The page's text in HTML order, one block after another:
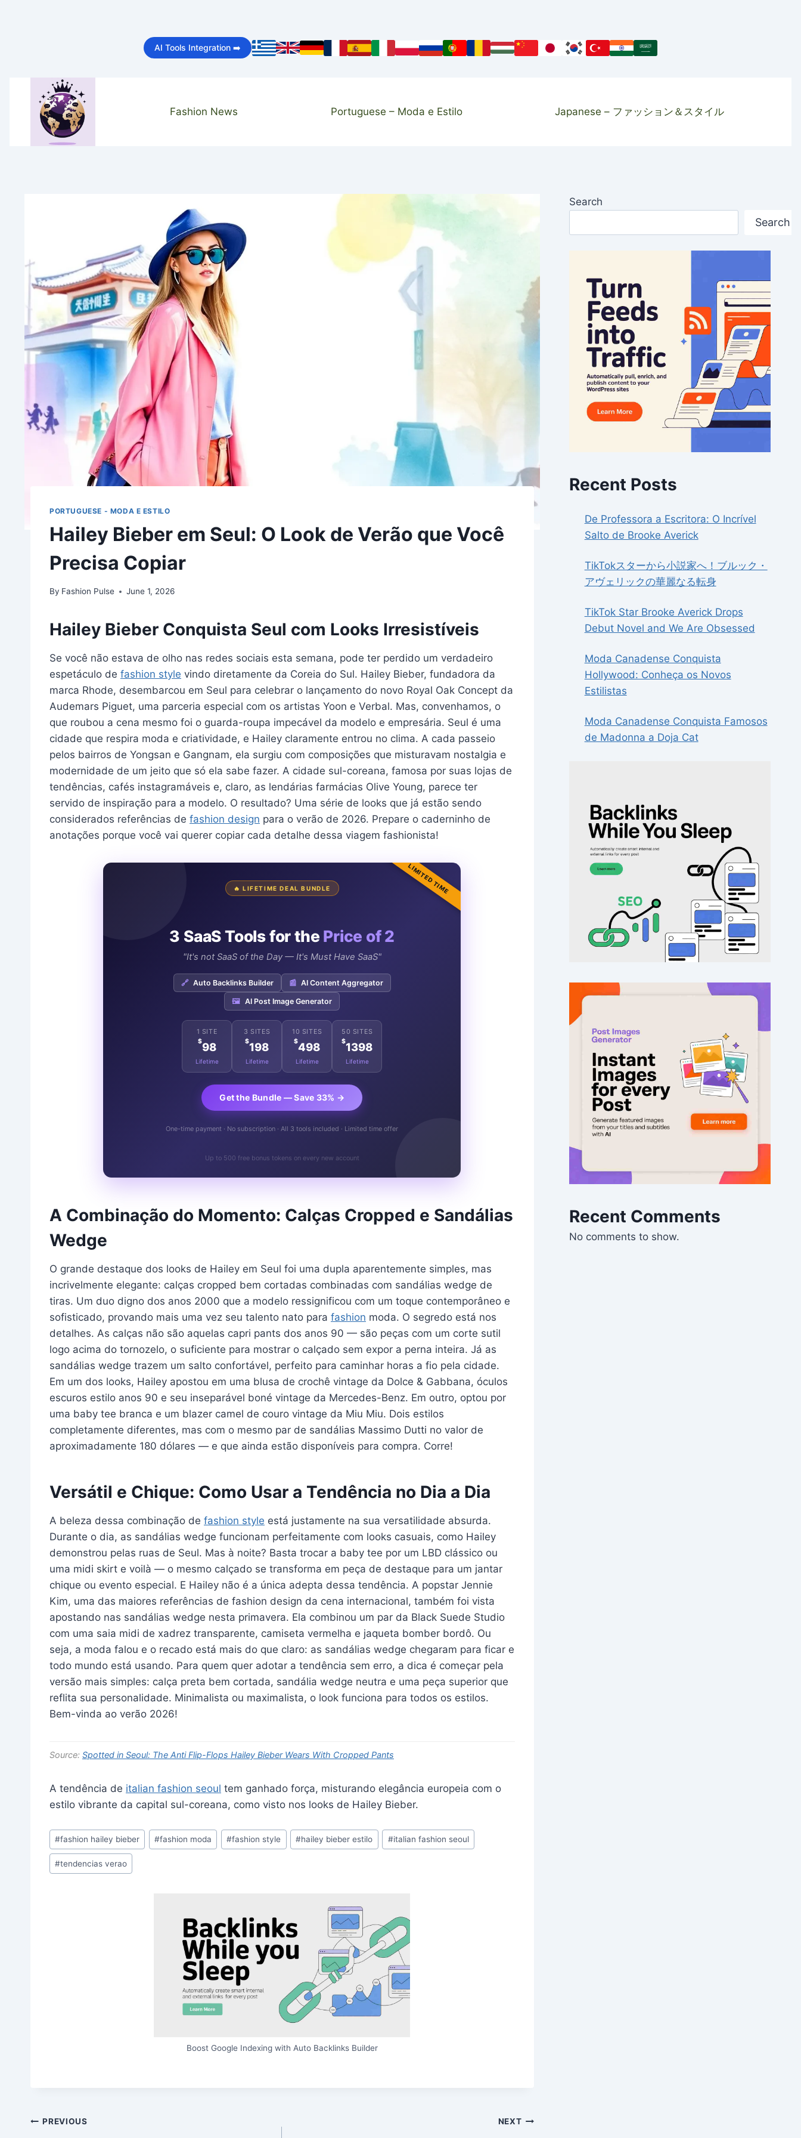
AI Tools Integration ➡️
Fashion News Portuguese – Moda e Estilo Japanese – ファッション＆スタイル
PORTUGUESE - MODA E ESTILO
Hailey Bieber em Seul: O Look de Verão que Você
Precisa Copiar
By Fashion Pulse June 1, 2026
Hailey Bieber Conquista Seul com Looks Irresistíveis
Se você não estava de olho nas redes sociais esta semana, pode ter perdido um verdadeiro
espetáculo de fashion style vindo diretamente da Coreia do Sul. Hailey Bieber, fundadora da
marca Rhode, desembarcou em Seul para celebrar o lançamento do novo Royal Oak Concept da
Audemars Piguet, uma parceria especial com os artistas Yoon e Verbal. Mas, convenhamos, o
que roubou a cena mesmo foi o guarda-roupa impecável da modelo e empresária. Seul é uma
cidade que respira moda e criatividade, e Hailey claramente entrou no clima. A cada passeio
pelos bairros de Yongsan e Gangnam, ela surgiu com composições que misturavam nostalgia e
modernidade de um jeito que só ela sabe fazer. A cidade sul-coreana, famosa por suas lojas de
tendências, cafés instagramáveis e, claro, as lendárias farmácias Olive Young, parece ter
servido de inspiração para a modelo. O resultado? Uma série de looks que já estão sendo
considerados referências de fashion design para o verão de 2026. Prepare o caderninho de
anotações porque você vai querer copiar cada detalhe dessa viagem fashionista!
LIMITED TIME
🔥 LIFETIME DEAL BUNDLE
3 SaaS Tools for the Price of 2
"It's not SaaS of the Day — It's Must Have SaaS"
🔗 Auto Backlinks Builder 📰 AI Content Aggregator
🖼️ AI Post Image Generator
1 SITE
$98
Lifetime
3 SITES
$198
Lifetime
10 SITES
$498
Lifetime
50 SITES
$1398
Lifetime
Get the Bundle — Save 33% →
One-time payment · No subscription · All 3 tools included · Limited time offer
Up to 500 free bonus tokens on every new account
A Combinação do Momento: Calças Cropped e Sandálias
Wedge
O grande destaque dos looks de Hailey em Seul foi uma dupla aparentemente simples, mas
incrivelmente elegante: calças cropped bem cortadas combinadas com sandálias wedge de
tiras. Um duo digno dos anos 2000 que a modelo ressignificou com um toque contemporâneo e
sofisticado, provando mais uma vez seu talento nato para fashion moda. O segredo está nos
detalhes. As calças não são aquelas capri pants dos anos 90 — são peças com um corte sutil
logo acima do tornozelo, o suficiente para mostrar o calçado sem expor a perna inteira. Já as
sandálias wedge trazem um salto confortável, perfeito para caminhar horas a fio pela cidade.
Em um dos looks, Hailey apostou em uma blusa de crochê vintage da Dolce & Gabbana, óculos
escuros estilo anos 90 e seu inseparável boné vintage da Mercedes-Benz. Em outro, optou por
uma baby tee branca e um blazer camel de couro vintage da Miu Miu. Dois estilos
completamente diferentes, mas com o mesmo par de sandálias Massimo Dutti no valor de
aproximadamente 180 dólares — e que ainda estão disponíveis para compra. Corre!
Versátil e Chique: Como Usar a Tendência no Dia a Dia
A beleza dessa combinação de fashion style está justamente na sua versatilidade absurda.
Durante o dia, as sandálias wedge funcionam perfeitamente com looks casuais, como Hailey
demonstrou pelas ruas de Seul. Mas à noite? Basta trocar a baby tee por um LBD clássico ou
uma midi skirt e voilà — o mesmo calçado se transforma em peça de destaque para um jantar
chique ou evento especial. E Hailey não é a única adepta dessa tendência. A popstar Jennie
Kim, uma das maiores referências de fashion design da cena internacional, também foi vista
apostando nas sandálias wedge nesta primavera. Ela combinou um par da Black Suede Studio
com uma saia midi de xadrez transparente, camiseta vermelha e jaqueta bomber bordô. Ou
seja, a moda falou e o recado está mais do que claro: as sandálias wedge chegaram para ficar e
todo mundo está usando. Para quem quer adotar a tendência sem erro, a dica é começar pela
versão mais simples: calça preta bem cortada, sandália wedge neutra e uma peça superior que
reflita sua personalidade. Minimalista ou maximalista, o look funciona para todos os estilos.
Bem-vinda ao verão 2026!
Source: Spotted in Seoul: The Anti Flip-Flops Hailey Bieber Wears With Cropped Pants
A tendência de italian fashion seoul tem ganhado força, misturando elegância europeia com o
estilo vibrante da capital sul-coreana, como visto nos looks de Hailey Bieber.
Post
Tags:
#fashion hailey bieber #fashion moda #fashion style #hailey bieber estilo #italian fashion seoul
#tendencias verao
Boost Google Indexing with Auto Backlinks Builder
Post
PREVIOUS NEXT
Search
Search
Recent Posts
De Professora a Escritora: O Incrível
Salto de Brooke Averick
TikTokスターから小説家へ！ブルック・
アヴェリックの華麗なる転身
TikTok Star Brooke Averick Drops
Debut Novel and We Are Obsessed
Moda Canadense Conquista
Hollywood: Conheça os Novos
Estilistas
Moda Canadense Conquista Famosos
de Madonna a Doja Cat
Recent Comments
No comments to show.